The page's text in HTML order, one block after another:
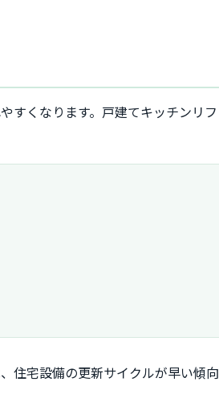
すくなります。戸建てキッチンリフ
住宅設備の更新サイクルが早い傾向